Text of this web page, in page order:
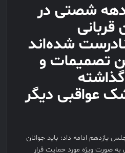
شصتی در
قربانی
شده‌اند
تصمیمات و
گذاشته
عواقبی دیگر
یازدهم ادامه داد: باید جوانان
صورت ویژه مورد حمایت قرار